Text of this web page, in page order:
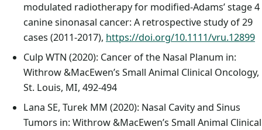
modulated radiotherapy for modified‐Adams’ stage 4
canine sinonasal cancer: A retrospective study of 29
cases (2011‐2017), https://doi.org/10.1111/vru.12899
Culp WTN (2020): Cancer of the Nasal Planum in:
Withrow &MacEwen’s Small Animal Clinical Oncology,
St. Louis, MI, 492-494
Lana SE, Turek MM (2020): Nasal Cavity and Sinus
Tumors in: Withrow &MacEwen’s Small Animal Clinical